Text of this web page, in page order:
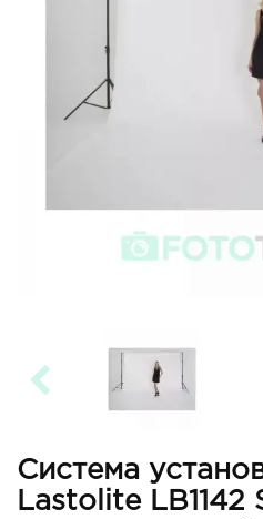
Система
Lastolite LB1142